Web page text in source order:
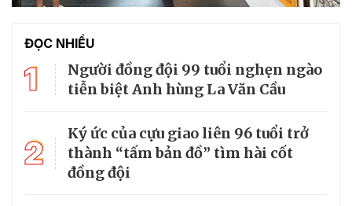
ĐỌC NHIỀU
1
Người đồng đội 99 tuổi nghẹn ngào
tiễn biệt Anh hùng La Văn Cầu
2
Ký ức của cựu giao liên 96 tuổi trở
thành “tấm bản đồ” tìm hài cốt
đồng đội